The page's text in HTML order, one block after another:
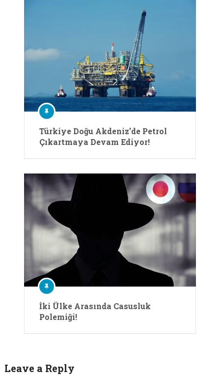
Türkiye Doğu Akdeniz’de Petrol
Çıkartmaya Devam Ediyor!
İki Ülke Arasında Casusluk
Polemiği!
Leave a Reply